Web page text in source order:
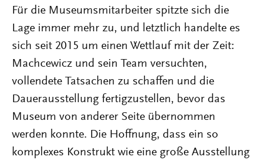
Für die Museumsmitarbeiter spitzte sich die
Lage immer mehr zu, und letztlich handelte es
sich seit 2015 um einen Wettlauf mit der Zeit:
Machcewicz und sein Team versuchten,
vollendete Tatsachen zu schaffen und die
Dauerausstellung fertigzustellen, bevor das
Museum von anderer Seite übernommen
werden konnte. Die Hoffnung, dass ein so
komplexes Konstrukt wie eine große Ausstellung